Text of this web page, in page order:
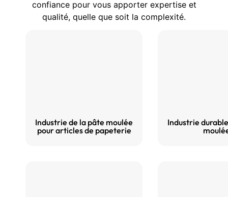
confiance pour vous apporter expertise et
qualité, quelle que soit la complexité.
Industrie de la pâte moulée
pour articles de papeterie
Industrie